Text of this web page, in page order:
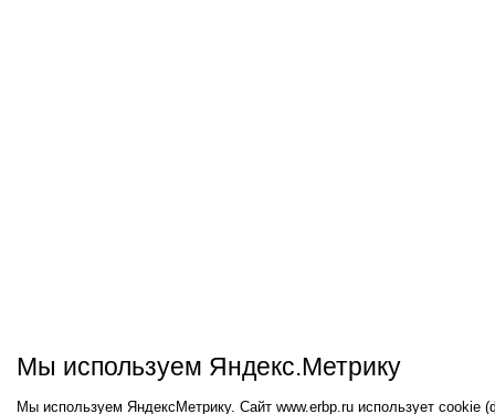
Мы используем Яндекс.Метрику
Мы используем ЯндексМетрику. Сайт www.erbp.ru использует